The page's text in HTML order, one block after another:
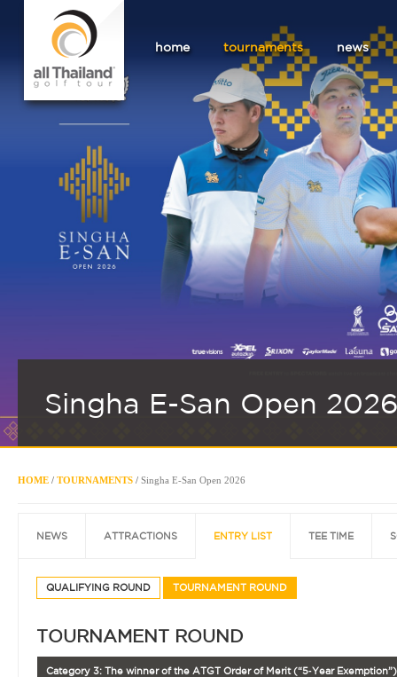
home tournaments news
Singha E-San Open
HOME / TOURNAMENTS / Singha E-San Open 2026
NEWS ATTRACTIONS ENTRY LIST TEE TIME
QUALIFYING ROUND TOURNAMENT ROUND
TOURNAMENT ROUND
Category 3: The winner of the ATGT Order of Merit (“5‐Year